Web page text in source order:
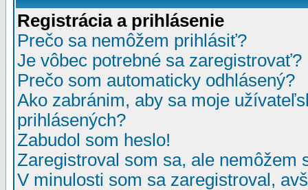
Registrácia a prihlásenie
Prečo sa nemôžem prihlásiť?
Je vôbec potrebné sa zaregistrovať?
Prečo som automaticky odhlásený?
Ako zabránim, aby sa moje
prihlásených?
Zabudol som heslo!
Zaregistroval som sa, ale nemôžem
V minulosti som sa zaregistroval,